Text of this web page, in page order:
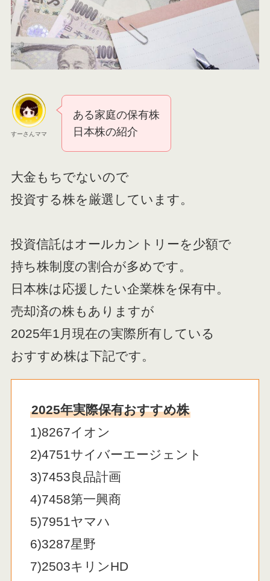
すーさんママ
ある家庭の保有株
日本株の紹介
大金もちでないので
投資する株を厳選しています。
投資信託はオールカントリーを少額で
持ち株制度の割合が多めです。
日本株は応援したい企業株を保有中。
売却済の株もありますが
2025年1月現在の実際所有している
おすすめ株は下記です。
2025年実際保有おすすめ株
1)8267イオン
2)4751サイバーエージェント
3)7453良品計画
4)7458第一興商
5)7951ヤマハ
6)3287星野
7)2503キリンHD